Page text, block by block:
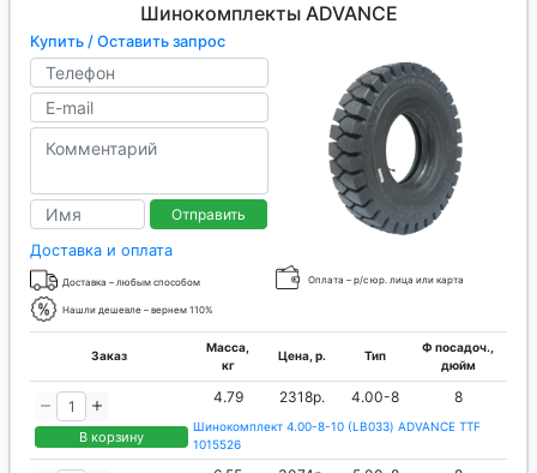
Шинокомплекты ADVANCE
Купить / Оставить запрос
Отправить
Доставка и оплата
Доставка – любым способом Оплата – р/с юр. лица или карта
Нашли дешевле – вернем 110%
Заказ
Масса,
кг
Цена, р. Тип
Ф посадоч.,
дюйм
В корзину
4.79 2318р. 4.00-8 8
Шинокомплект 4.00-8-10 (LB033) ADVANCE TTF
1015526